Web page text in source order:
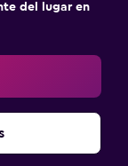
del lugar en